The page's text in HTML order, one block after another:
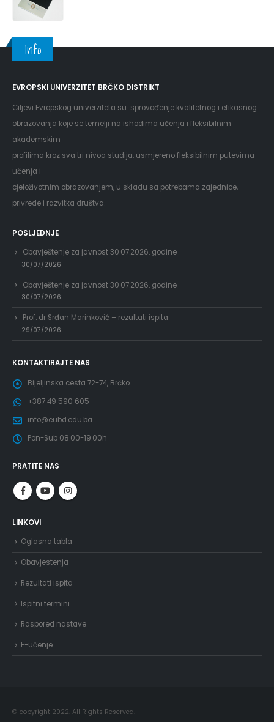
Info
EVROPSKI UNIVERZITET BRČKO DISTRIKT
Ciljevi Evropskog univerziteta su: sprovođenje kvalitetnog i efikasnog
obrazovanja koje se temelji na ishodima učenja i fleksibilnim
akademskim
profilima kroz sva tri nivoa studija, usmjereno fleksibilnim putevima
učenja i
cjeloživotnim obrazovanjem, u skladu sa potrebama zajednice,
privrede i razvitka društva.
POSLJEDNJE
Obavještenje za javnost 30.07.2026. godine
30/07/2026
Obavještenje za javnost 30.07.2026. godine
30/07/2026
Prof. dr Srđan Marinković – rezultati ispita
29/07/2026
KONTAKTIRAJTE NAS
Bijeljinska cesta 72-74, Brčko
+387 49 590 605
info@eubd.edu.ba
Pon-Sub 08.00-19.00h
PRATITE NAS
LINKOVI
Oglasna tabla
Obavjestenja
Rezultati ispita
Ispitni termini
Raspored nastave
E-učenje
© copyright 2022. All Rights Reserved.